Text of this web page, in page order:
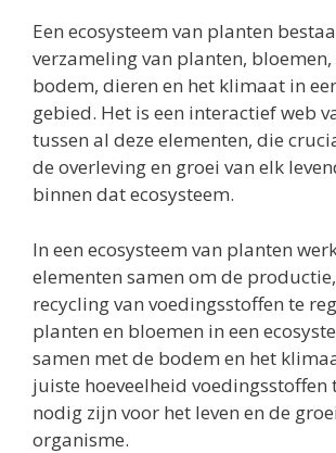
Een ecosysteem van planten
verzameling van planten,
bodem, dieren en het klimaat in
gebied. Het is een interactief web
tussen al deze elementen, die
de overleving en groei van elk
binnen dat ecosysteem.
In een ecosysteem van planten
elementen samen om de
recycling van voedingsstoffen te
planten en bloemen in een
samen met de bodem en het
juiste hoeveelheid voedingsstoffen
nodig zijn voor het leven en de
organisme.